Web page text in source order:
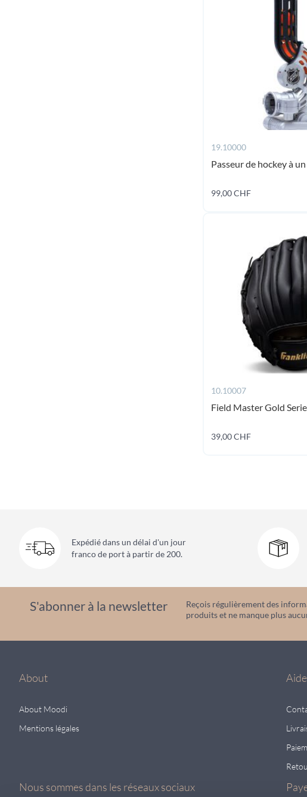
19.10000
Passeur de hockey à
99,00 CHF
10.10007
Field Master Gold
39,00 CHF
Expédié dans un délai d'un jour
franco de port à partir de 200.
S'abonner à la newsletter
Reçois régulièrement des
produits et ne manque plus
About
About Moodi
Mentions légales
Aide
Nous sommes dans les réseaux sociaux